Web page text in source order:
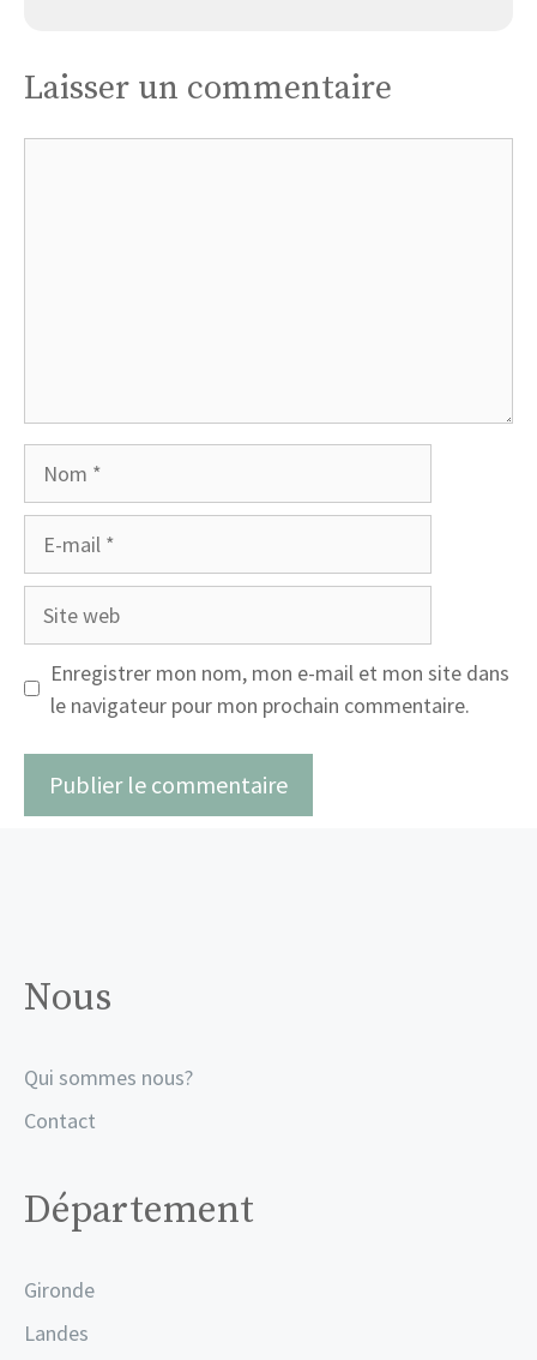
Laisser un commentaire
Site
Enregistrer mon nom, mon e-mail et mon site dans
le navigateur pour mon prochain commentaire.
Nous
Qui sommes nous?
Contact
Département
Gironde
Landes